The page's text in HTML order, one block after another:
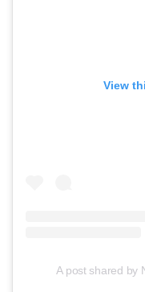
View
A post shared by